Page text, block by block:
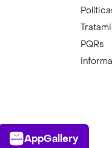
PQRs
AppGallery
AppGallery